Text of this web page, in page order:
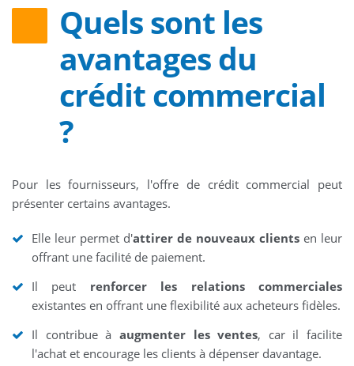
Quels sont les
avantages du
crédit commercial
?
Pour les fournisseurs, l'offre de crédit commercial peut
présenter certains avantages.
Elle leur permet d'attirer de nouveaux clients en leur
offrant une facilité de paiement.
Il peut renforcer les relations commerciales
existantes en offrant une flexibilité aux acheteurs fidèles.
Il contribue à augmenter les ventes, car il facilite
l'achat et encourage les clients à dépenser davantage.